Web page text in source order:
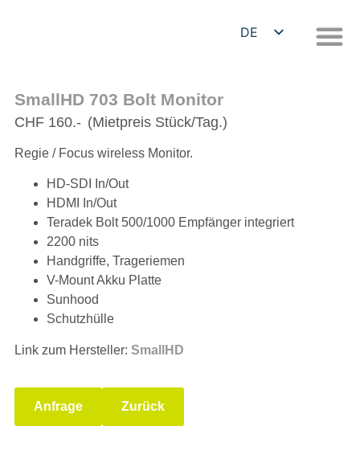
DE
SmallHD 703 Bolt Monitor
CHF 160.- (Mietpreis Stück/Tag.)
Regie / Focus wireless Monitor.
HD-SDI In/Out
HDMI In/Out
Teradek Bolt 500/1000 Empfänger integriert
2200 nits
Handgriffe, Trageriemen
V-Mount Akku Platte
Sunhood
Schutzhülle
Link zum Hersteller: SmallHD
Anfrage Zurück